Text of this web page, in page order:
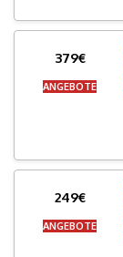
379€
ANGEBOTE
249€
ANGEBOTE